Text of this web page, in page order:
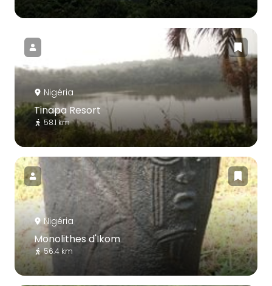
Nigéria
Tinapa Resort
58.1 km
Nigéria
Monolithes d'Ikom
56.4 km